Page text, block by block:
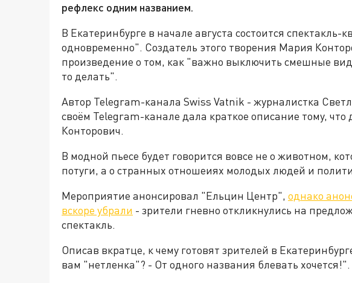
рефлекс одним названием.
В Екатеринбурге в начале августа состоится спектакль-
одновременно". Создатель этого творения Мария
произведение о том, как "важно выключить смешные
то делать".
Автор Telegram-канала Swiss Vatnik - журналистка
своём Telegram-канале дала краткое описание тому, что
Конторович.
В модной пьесе будет говорится вовсе не о животном,
потуги, а о странных отношеиях молодых людей и
Мероприятие анонсировал "Ельцин Центр", однако
вскоре убрали - зрители гневно откликнулись на
спектакль.
Описав вкратце, к чему готовят зрителей в
вам "нетленка"? - От одного названия блевать хочется!".